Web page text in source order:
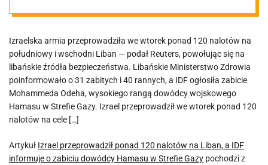
Liban, a IDF
informuje o
zabiciu
dowódcy
Hamasu w
Izraelska armia przeprowadziła we wtorek ponad 120 nalotów na
południowy i wschodni Liban — podał Reuters, powołując się na
libańskie źródła bezpieczeństwa. Libańskie Ministerstwo Zdrowia
poinformowało o 31 zabitych i 40 rannych, a IDF ogłosiła zabicie
Mohammeda Odeha, wysokiego rangą dowódcy wojskowego
Hamasu w Strefie Gazy. Izrael przeprowadził we wtorek ponad 120
nalotów na cele […]
Artykuł Izrael przeprowadził ponad 120 nalotów na Liban, a IDF
informuje o zabiciu dowódcy Hamasu w Strefie Gazy pochodzi z